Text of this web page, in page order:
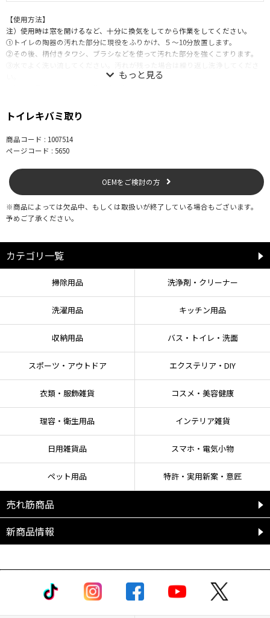
【使用方法】
注）使用時は窓を開けるなど、十分に換気をしてから作業をしてください。
①トイレの陶器の汚れた部分に現役をふりかけ、５～10分放置します。
②その後、柄付きタワシ、ブラシなどを使って汚れた部分を強くこすります。
【使用上の注意】
・他の洗浄剤、洗剤、薬剤とは絶対に混ぜないでください。
さい。
・使用の際は十分に換気をし、ゴム製の手袋、柄付きブラシをご使用くださ
い。
・容器の外側を強く持ってキャップを開けると、原液が飛び出す恐れがありま
すので注意してください。
・他の容器に移して使用しないでください。
・陶器製以外の便器には使用しないでください。
一かかった場合は、すぐに拭き取り充分に水洗いをしてください。
・床などにこぼれた場合はすぐに拭き取り水洗いをしてください。
・衣類に付着した場合は、水で十分に洗い流してください。
・保管時にはしっかりとキャップを閉め、高温多湿な場所や直射日光を避けて
保管して下さい。
トイレキバミ取り
商品コード : 1007514
ページコード : 5650
OEMをご検討の方
※商品によっては欠品中、もしくは取扱いが終了している場合もございます。
予めご了承ください。
カテゴリ一覧
掃除用品 洗浄剤・クリーナー
洗濯用品 キッチン用品
収納用品 バス・トイレ・洗面
スポーツ・アウトドア エクステリア・DIY
衣類・服飾雑貨 コスメ・美容健康
理容・衛生用品 インテリア雑貨
日用雑貨品 スマホ・電気小物
ペット用品 特許・実用新案・意匠
売れ筋商品
新商品情報